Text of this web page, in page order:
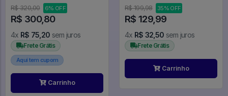
R$ 320,00
6% OFF
R$ 300,80
4x R$ 75,20 sem juros
Frete Grátis
Aqui tem cupom
Carrinho
R$ 199,98 35% OFF
R$ 129,99
4x R$ 32,50 sem juros
Frete Grátis
Carrinho